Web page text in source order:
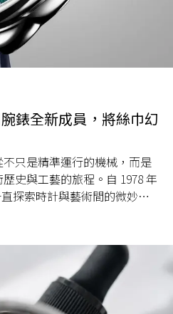
錶全新成員，將絲巾幻
只是精準運行的機械，而是
史與工藝的旅程。自 1978 年
探索時計與藝術間的微妙關